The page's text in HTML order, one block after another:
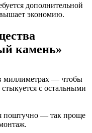
дополнительной
экономию.
камень»
миллиметрах — чтобы
с остальными
поштучно — так проще